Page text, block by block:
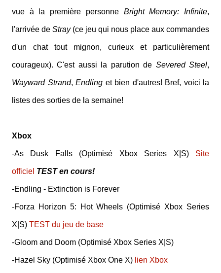
vue à la première personne Bright Memory: Infinite,
l'arrivée de Stray(ce jeu qui nous place aux commandes
d'un chat tout mignon, curieux et particulièrement
courageux). C'est aussi la parution de Severed Steel,
Wayward Strand, Endling et bien d'autres! Bref, voici la
listes des sorties de la semaine!
Xbox
-As Dusk Falls (Optimisé Xbox Series X|S) Site
officiel TEST en cours!
-Endling - Extinction is Forever
-Forza Horizon 5: Hot Wheels (Optimisé Xbox Series
X|S) TEST du jeu de base
-Gloom and Doom (Optimisé Xbox Series X|S)
-Hazel Sky (Optimisé Xbox One X) lien Xbox